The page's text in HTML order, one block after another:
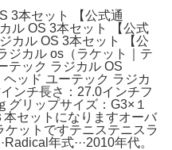
3本セット 【公式通
ル OS 3本セット 【公式
カル OS 3本セット 【公
ジカル os（ラケット｜テ
テック ラジカル OS
ッド ユーテック ラジカ
ンチ長さ：27.0インチフ
グリップサイズ：G3×１
セットになりますオーバ
ットですテニステニスラ
年式···2010年代。